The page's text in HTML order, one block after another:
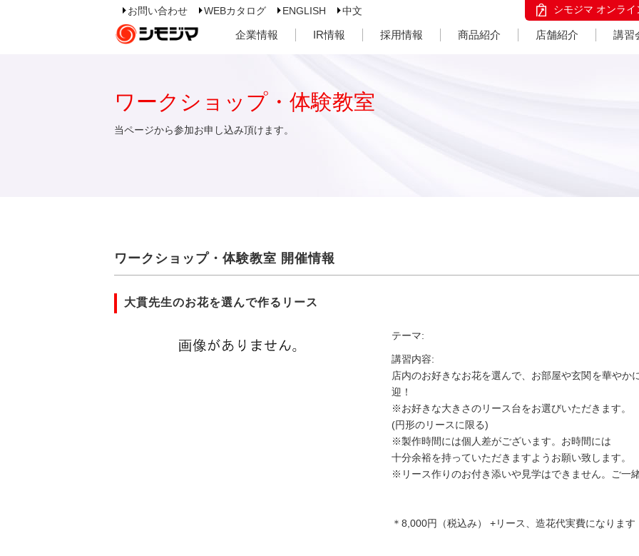
お問い合わせ WEBカタログ ENGLISH 中文 シモジマ オンラ
企業情報 IR情報 採用情報 商品紹介 店舗紹介 講習
ワークショップ・体験教室
当ページから参加お申し込み頂けます。
ワークショップ・体験教室 開催情報
大貫先生のお花を選んで作るリース
テーマ:
講習内容:
店内のお好きなお花を選んで、お部屋や玄関を華や
迎！
※お好きな大きさのリース台をお選びいただきます。
(円形のリースに限る)
※製作時間には個人差がございます。お時間には
十分余裕を持っていただきますようお願い致します。
※リース作りのお付き添いや見学はできません。ご一
＊8,000円（税込み） +リース、造花代実費になります